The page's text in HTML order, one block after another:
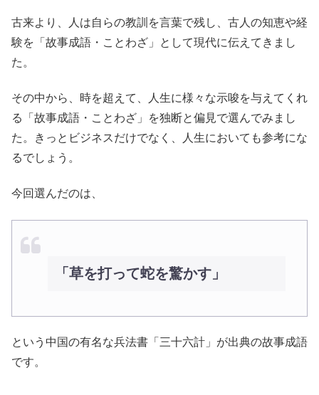
古来より、人は自らの教訓を言葉で残し、古人の知恵や経
験を「故事成語・ことわざ」として現代に伝えてきまし
た。
その中から、時を超えて、人生に様々な示唆を与えてくれ
る「故事成語・ことわざ」を独断と偏見で選んでみまし
た。きっとビジネスだけでなく、人生においても参考にな
るでしょう。
今回選んだのは、
「草を打って蛇を驚かす」
という中国の有名な兵法書「三十六計」が出典の故事成語
です。